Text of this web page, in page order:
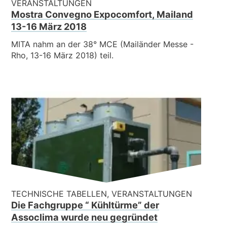
VERANSTALTUNGEN
Mostra Convegno Expocomfort, Mailand
13-16 März 2018
MITA nahm an der 38° MCE (Mailänder Messe -
Rho, 13-16 März 2018) teil.
TECHNISCHE TABELLEN, VERANSTALTUNGEN
Die Fachgruppe “ Kühltürme” der
Assoclima wurde neu gegründet